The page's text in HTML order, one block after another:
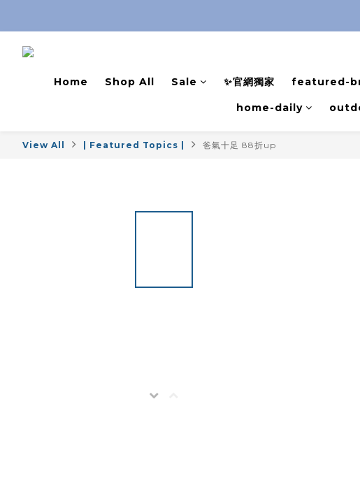
全館
Home Shop All Sale ✨官網獨家 featured-
home-daily
View All | Featured Topics | 爸氣十足 88折up